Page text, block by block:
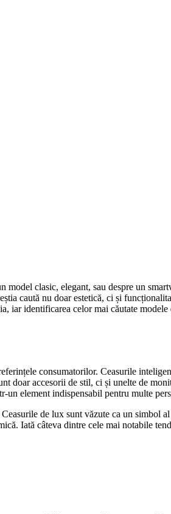
clasic, elegant, sau despre un
caută nu doar estetică, ci și
iar identificarea celor mai căutate
consumatorilor. Ceasurile
doar accesorii de stil, ci și unelte de
element indispensabil pentru multe
de lux sunt văzute ca un simbol
Iată câteva dintre cele mai notabile